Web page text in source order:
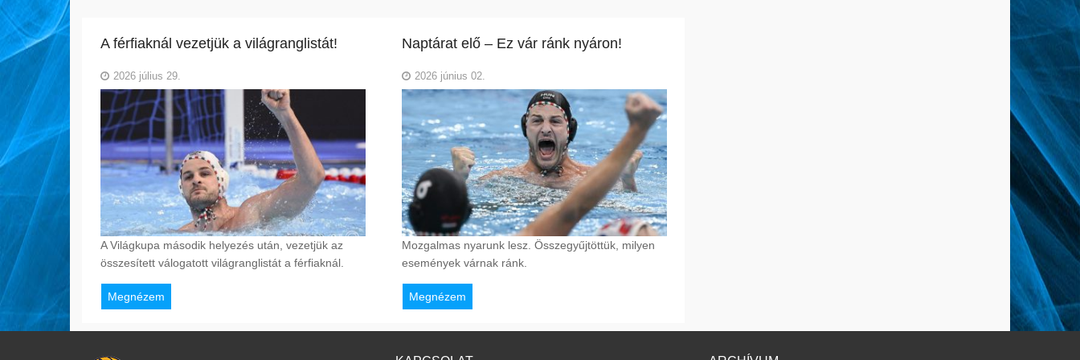
A férfiaknál vezetjük a világranglistát!
2026 július 29.
A Világkupa második helyezés után, vezetjük az
összesített válogatott világranglistát a férfiaknál.
Megnézem
Naptárat elő – Ez vár ránk nyáron!
2026 június 02.
Mozgalmas nyarunk lesz. Összegyűjtöttük, milyen
események várnak ránk.
Megnézem